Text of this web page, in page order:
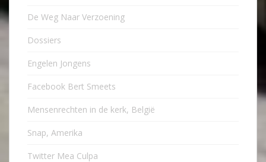
De Weg Naar Verzoening
Dossiers
Engelen Jongens
Facebook Bert Smeets
Mensenrechten in de kerk, België
Snap, Amerika
Twitter Mea Culpa